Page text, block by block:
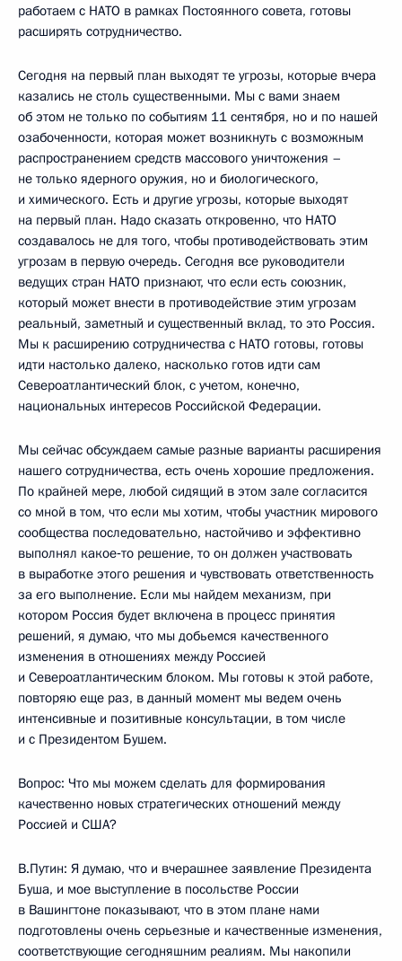
работаем с НАТО в рамках Постоянного совета, готовы
расширять сотрудничество.
Сегодня на первый план выходят те угрозы, которые вчера
казались не столь существенными. Мы с вами знаем
об этом не только по событиям 11 сентября, но и по нашей
озабоченности, которая может возникнуть с возможным
распространением средств массового уничтожения –
не только ядерного оружия, но и биологического,
и химического. Есть и другие угрозы, которые выходят
на первый план. Надо сказать откровенно, что НАТО
создавалось не для того, чтобы противодействовать этим
угрозам в первую очередь. Сегодня все руководители
ведущих стран НАТО признают, что если есть союзник,
который может внести в противодействие этим угрозам
реальный, заметный и существенный вклад, то это Россия.
Мы к расширению сотрудничества с НАТО готовы, готовы
идти настолько далеко, насколько готов идти сам
Североатлантический блок, с учетом, конечно,
национальных интересов Российской Федерации.
Мы сейчас обсуждаем самые разные варианты расширения
нашего сотрудничества, есть очень хорошие предложения.
По крайней мере, любой сидящий в этом зале согласится
со мной в том, что если мы хотим, чтобы участник мирового
сообщества последовательно, настойчиво и эффективно
выполнял какое‑то решение, то он должен участвовать
в выработке этого решения и чувствовать ответственность
за его выполнение. Если мы найдем механизм, при
котором Россия будет включена в процесс принятия
решений, я думаю, что мы добьемся качественного
изменения в отношениях между Россией
и Североатлантическим блоком. Мы готовы к этой работе,
повторяю еще раз, в данный момент мы ведем очень
интенсивные и позитивные консультации, в том числе
и с Президентом Бушем.
Вопрос: Что мы можем сделать для формирования
качественно новых стратегических отношений между
Россией и США?
В.Путин: Я думаю, что и вчерашнее заявление Президента
Буша, и мое выступление в посольстве России
в Вашингтоне показывают, что в этом плане нами
подготовлены очень серьезные и качественные изменения,
соответствующие сегодняшним реалиям. Мы накопили